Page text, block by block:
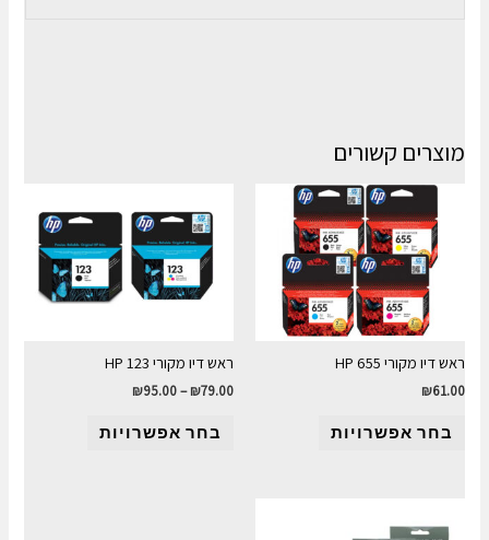
מוצרים קשורים
ראש דיו מקורי HP 655
₪61.00
בחר אפשרויות
ראש דיו מקורי HP 123
₪79.00
–
₪95.00
בחר אפשרויות